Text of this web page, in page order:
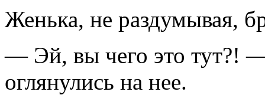
Женька, не раздумывая,
— Эй, вы чего это тут?!
оглянулись на нее.